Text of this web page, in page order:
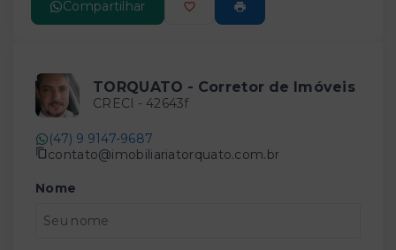
Compartilhar
TORQUATO - Corretor de Imóveis
CRECI - 42643f
(47) 9 9147-9687
contato@imobiliariatorquato.com.br
Nome